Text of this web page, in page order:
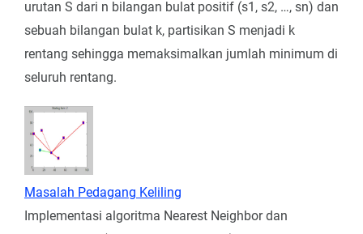
urutan S dari n bilangan bulat positif (s1, s2, …, sn) dan
sebuah bilangan bulat k, partisikan S menjadi k
rentang sehingga memaksimalkan jumlah minimum di
seluruh rentang.
Masalah Pedagang Keliling
Implementasi algoritma Nearest Neighbor dan